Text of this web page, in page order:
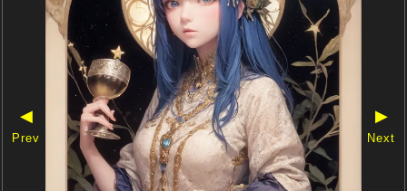
◀
Prev
▶
Next